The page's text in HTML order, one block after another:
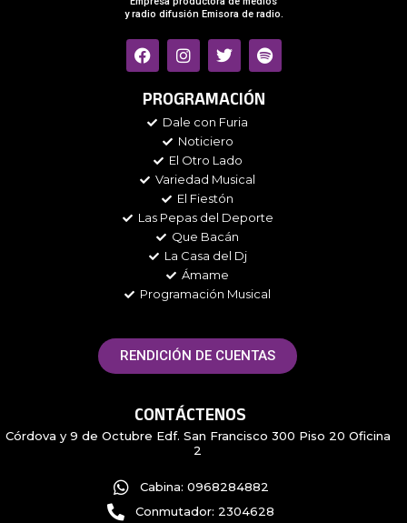
y radio difusión Emisora de radio.
F
a
e
o
I
n
t
g
r
a
m
T
w
t
e
r
S
p
t
PROGRAMACIÓN
Dale con Furia
Noticiero
El Otro Lado
Variedad Musical
El Fiestón
Las Pepas del Deporte
Que Bacán
La Casa del Dj
Ámame
Programación Musical
RENDICIÓN DE CUENTAS
CONTÁCTENOS
Córdova y 9 de Octubre Edf. San Francisco 300 Piso 20 Oficina
2
Cabina: 0968284882
Conmutador: 2304628